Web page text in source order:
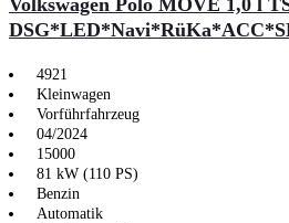
4921
Kleinwagen
Vorführfahrzeug
04/2024
15000
81 kW (110 PS)
Benzin
Automatik